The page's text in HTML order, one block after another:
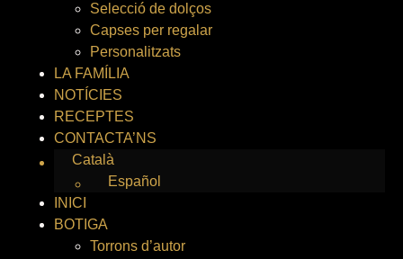
Selecció de dolços
Capses per regalar
Personalitzats
LA FAMÍLIA
NOTÍCIES
RECEPTES
CONTACTA’NS
Català
Español
INICI
BOTIGA
Torrons d’autor